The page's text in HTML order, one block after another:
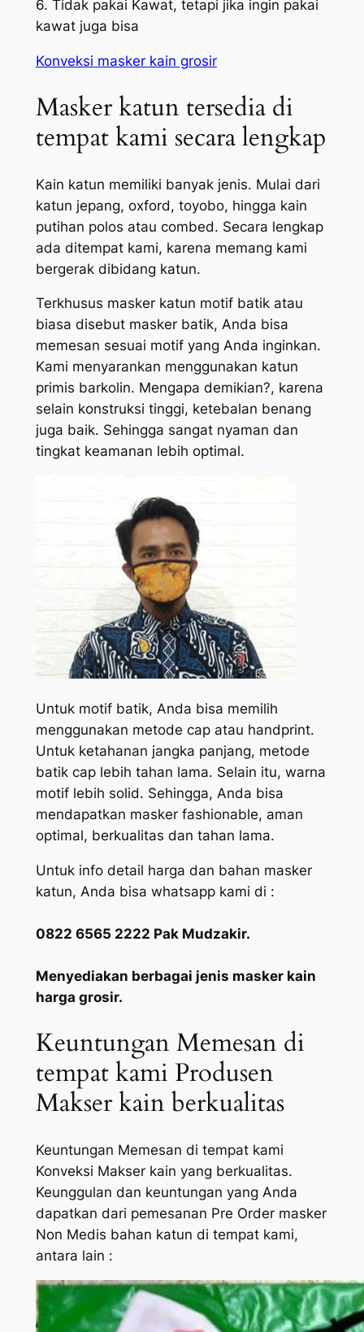
6. Tidak pakai Kawat, tetapi jika ingin pakai
kawat juga bisa
Konveksi masker kain grosir
Masker katun tersedia di
tempat kami secara lengkap
Kain katun memiliki banyak jenis. Mulai dari
katun jepang, oxford, toyobo, hingga kain
putihan polos atau combed. Secara lengkap
ada ditempat kami, karena memang kami
bergerak dibidang katun.
Terkhusus masker katun motif batik atau
biasa disebut masker batik, Anda bisa
memesan sesuai motif yang Anda inginkan.
Kami menyarankan menggunakan katun
primis barkolin. Mengapa demikian?, karena
selain konstruksi tinggi, ketebalan benang
juga baik. Sehingga sangat nyaman dan
tingkat keamanan lebih optimal.
Untuk motif batik, Anda bisa memilih
menggunakan metode cap atau handprint.
Untuk ketahanan jangka panjang, metode
batik cap lebih tahan lama. Selain itu, warna
motif lebih solid. Sehingga, Anda bisa
mendapatkan masker fashionable, aman
optimal, berkualitas dan tahan lama.
Untuk info detail harga dan bahan masker
katun, Anda bisa whatsapp kami di :
0822 6565 2222 Pak Mudzakir.
Menyediakan berbagai jenis masker kain
harga grosir.
Keuntungan Memesan di
tempat kami Produsen
Makser kain berkualitas
Keuntungan Memesan di tempat kami
Konveksi Makser kain yang berkualitas.
Keunggulan dan keuntungan yang Anda
dapatkan dari pemesanan Pre Order masker
Non Medis bahan katun di tempat kami,
antara lain :